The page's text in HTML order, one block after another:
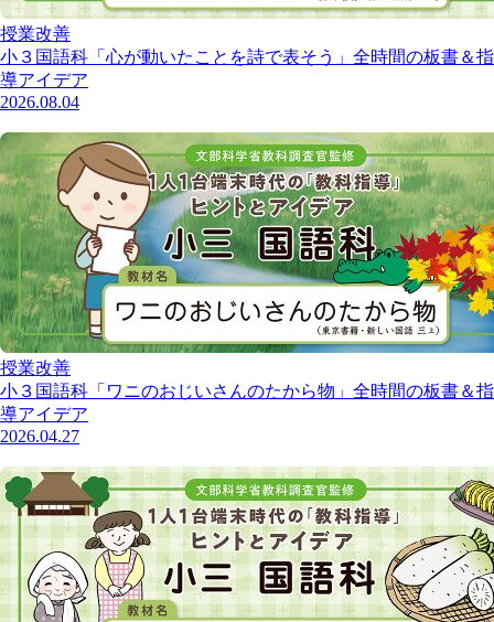
授業改善
小３国語科「心が動いたことを詩で表そう」全時間の板書＆指
導アイデア
2026.08.04
授業改善
小３国語科「ワニのおじいさんのたから物」全時間の板書＆指
導アイデア
2026.04.27